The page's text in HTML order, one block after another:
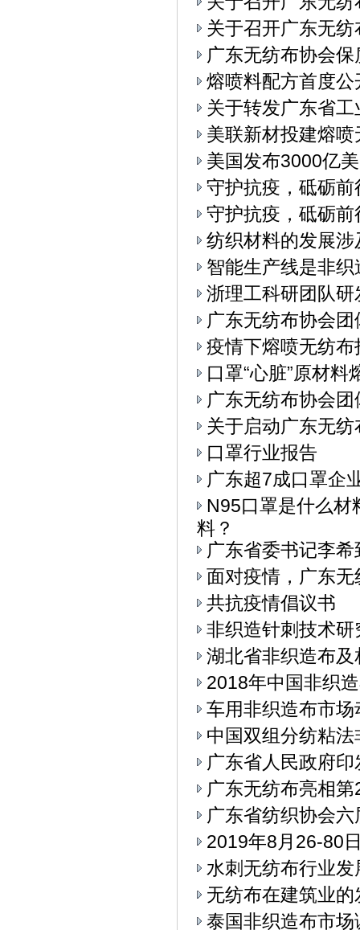
关于召开广东无
广东无纺布协会
熔喷料配方首度
关于转发广东省
美联新材投建熔喷
美国发布3000亿
守护抗疫，砥砺
守护抗疫，砥砺
纺织材料的发展
智能生产线是非
浙理工科研团队
广东无纺布协会
疫情下熔喷无纺
口罩“心脏”原材料
广东无纺布协会
关于启动广东无
口罩行业报告
广东超7成口罩企
N95口罩是什么材
料？
广东省委书记李
面对疫情，广东
共抗疫情倡议书
非织造针刺技术
湖北省非织造布
2018年中国非织
车用非织造布市场
中国双组分纺粘
广东省人民政府
广东无纺布亮相
广东省纺织协会
2019年8月26-80
水刺无纺布行业
无纺布在建筑业的
泰国非织造布市场